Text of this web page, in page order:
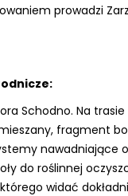
prowadzi
Schodno. Na
fragment
nawadniające
do roślinnej
widać